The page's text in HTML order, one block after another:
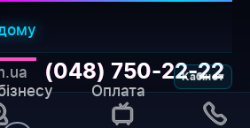
Оплата
Кабінет
(048) 750-22-22